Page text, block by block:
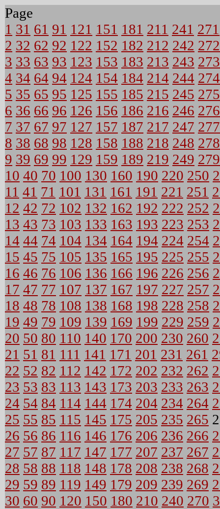
Page
1 31 61 91 121 151 181 211 241 271
2 32 62 92 122 152 182 212 242 272
3 33 63 93 123 153 183 213 243 273
4 34 64 94 124 154 184 214 244 274
5 35 65 95 125 155 185 215 245 275
6 36 66 96 126 156 186 216 246 276
7 37 67 97 127 157 187 217 247 277
8 38 68 98 128 158 188 218 248 278
9 39 69 99 129 159 189 219 249 279
10 40 70 100 130 160 190 220 250
11 41 71 101 131 161 191 221 251
12 42 72 102 132 162 192 222 252
13 43 73 103 133 163 193 223 253
14 44 74 104 134 164 194 224 254
15 45 75 105 135 165 195 225 255
16 46 76 106 136 166 196 226 256
17 47 77 107 137 167 197 227 257
18 48 78 108 138 168 198 228 258
19 49 79 109 139 169 199 229 259
20 50 80 110 140 170 200 230 260
21 51 81 111 141 171 201 231 261
22 52 82 112 142 172 202 232 262
23 53 83 113 143 173 203 233 263
24 54 84 114 144 174 204 234 264
25 55 85 115 145 175 205 235 265
26 56 86 116 146 176 206 236 266
27 57 87 117 147 177 207 237 267
28 58 88 118 148 178 208 238 268
29 59 89 119 149 179 209 239 269
30 60 90 120 150 180 210 240 270